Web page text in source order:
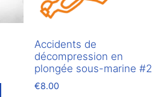
Accidents de
décompression en
plongée sous-marine #2
€8.00